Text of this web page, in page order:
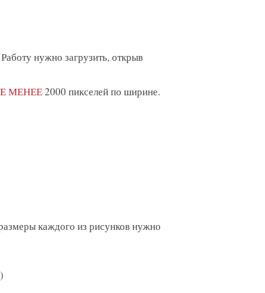
нужно загрузить, открыв
МЕНЕЕ2000 пикселей по ширине.
каждого из рисунков нужно